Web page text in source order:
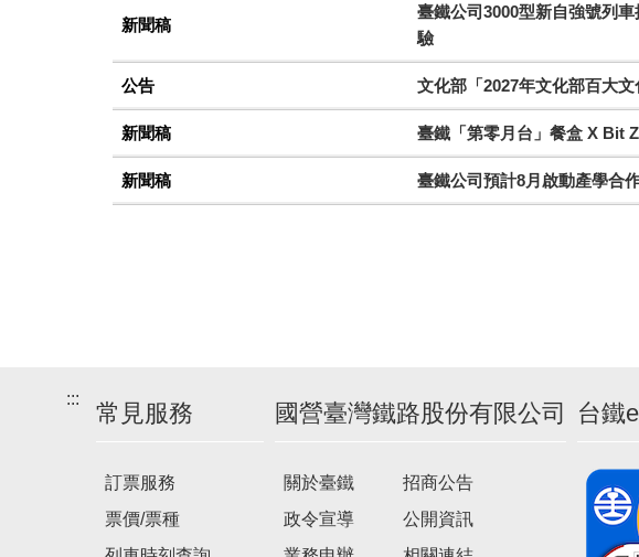
新聞稿
臺鐵公司3000型新自強號列
驗
公告 文化部「2027年文化部百大文
新聞稿 臺鐵「第零月台」餐盒 X Bit
新聞稿 臺鐵公司預計8月啟動產學合
:::
常見服務
訂票服務
票價/票種
國營臺灣鐵路股份有限公司
關於臺鐵
政令宣導
招商公告
公開資訊
台鐵